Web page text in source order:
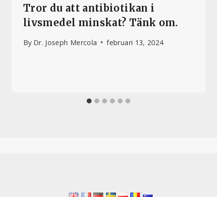
Tror du att antibiotikan i
livsmedel minskat? Tänk om.
By Dr. Joseph Mercola februari 13, 2024